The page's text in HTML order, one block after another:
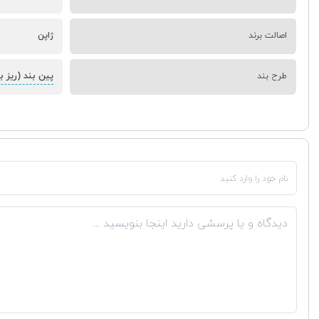
اصالت برند ژاپن
طرح بند پین بند (ریز